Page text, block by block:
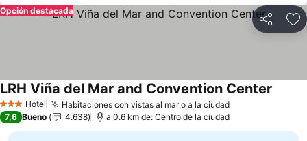
Compartir
Opción destacada
3 Estrellas
Hotel Habitaciones con vistas al mar o a la ciudad
LRH Viña del Mar and Convention Center
7,6 Bueno 4.638 a 0.6 km de: Centro de la ciudad